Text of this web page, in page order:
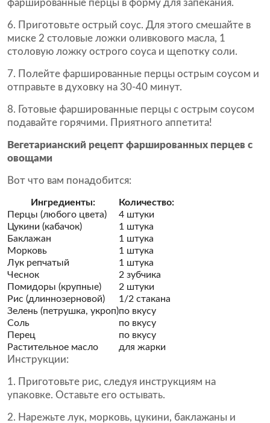
фаршированные перцы в форму для запекания.
6. Приготовьте острый соус. Для этого смешайте в
миске 2 столовые ложки оливкового масла, 1
столовую ложку острого соуса и щепотку соли.
7. Полейте фаршированные перцы острым соусом и
отправьте в духовку на 30-40 минут.
8. Готовые фаршированные перцы с острым соусом
подавайте горячими. Приятного аппетита!
Вегетарианский рецепт фаршированных перцев с
овощами
Вот что вам понадобится:
Ингредиенты:
Количество:
Перцы (любого цвета)
4 штуки
Цукини (кабачок)
1 штука
Баклажан
1 штука
Морковь
1 штука
Лук репчатый
1 штука
Чеснок
2 зубчика
Помидоры (крупные)
2 штуки
Рис (длиннозерновой)
1/2 стакана
Зелень (петрушка, укроп)по вкусу
Соль
по вкусу
Перец
по вкусу
Растительное масло
для жарки
Инструкции:
Приготовьте рис, следуя инструкциям на
упаковке. Оставьте его остывать.
Нарежьте лук, морковь, цукини, баклажаны и